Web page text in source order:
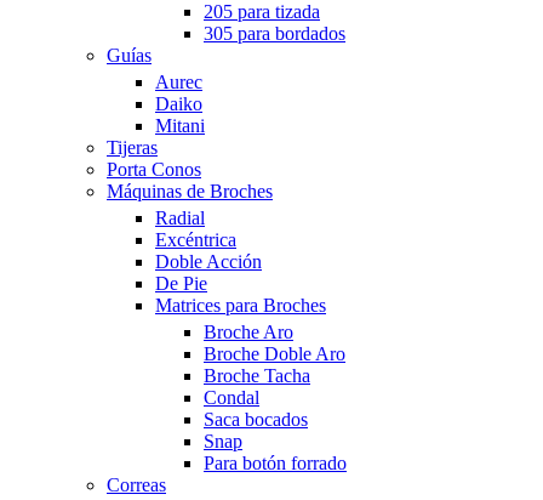
205 para tizada
305 para bordados
Guías
Aurec
Daiko
Mitani
Tijeras
Porta Conos
Máquinas de Broches
Radial
Excéntrica
Doble Acción
De Pie
Matrices para Broches
Broche Aro
Broche Doble Aro
Broche Tacha
Condal
Saca bocados
Snap
Para botón forrado
Correas